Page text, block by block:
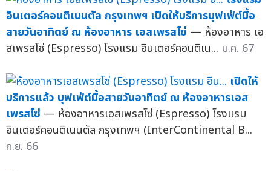
อินเตอร์คอนติเนนตัล กรุงเทพฯ เปิดให้บริการบุฟเฟ่ต์มื้อ
สายวันอาทิตย์ ณ ห้องอาหาร เอสเพรสโซ่ — ห้องอาหาร เอ
สเพรสโซ่ (Espresso) โรงแรม อินเตอร์คอนติเน... ม.ค. 67
เปิดให้
บริการแล้ว บุฟเฟ่ต์มื้อสายวันอาทิตย์ ณ ห้องอาหารเอส
เพรสโซ่ — ห้องอาหารเอสเพรสโซ่ (Espresso) โรงแรม
อินเตอร์คอนติเนนตัล กรุงเทพฯ (InterContinental B...
ก.ย. 66